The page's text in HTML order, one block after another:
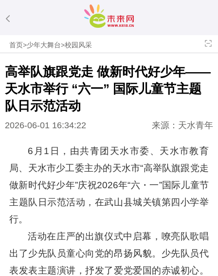
首页>少年大舞台>校园风采
高举队旗跟党走 做新时代好少年——
天水市举行 “六一” 国际儿童节主题
队日示范活动
2026-06-01 16:34:22 来源：天水青年
6月1日，由共青团天水市委、天水市教育
局、天水市少工委主办的天水市“高举队旗跟党走
做新时代好少年”庆祝2026年“六・一”国际儿童节
主题队日示范活动，在武山县城关镇第四小学举
行。
活动在庄严的出旗仪式中启幕，嘹亮队歌唱
出了少先队员童心向党的昂扬风貌。少先队员代
表发表主题演讲，抒发了爱党爱国的赤诚初心。